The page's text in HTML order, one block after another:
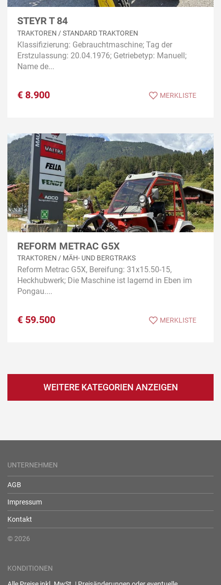
STEYR T 84
TRAKTOREN / STANDARD TRAKTOREN
Klassifizierung: Gebrauchtmaschine; Tag der
Erstzulassung: 20.04.1976; Getriebetyp: Manuell;
Name de...
€ 8.900 MERKLISTE
REFORM METRAC G5X
TRAKTOREN / MÄH- UND BERGTRAKS
Reform Metrac G5X, Bereifung: 31x15.50-15,
Heckhubwerk; Die Maschine ist lagernd in Eben im
Pongau....
€ 59.500 MERKLISTE
WEITERE KATEGORIEN ANZEIGEN
UNTERNEHMEN
AGB
Impressum
Kontakt
© 2026
KONDITIONEN